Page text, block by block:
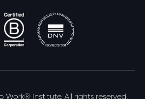
Work® Institute. All rights reserved.